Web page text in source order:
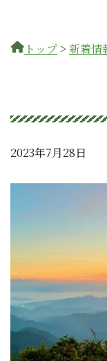
トップ > 新着情
2023年7月28日